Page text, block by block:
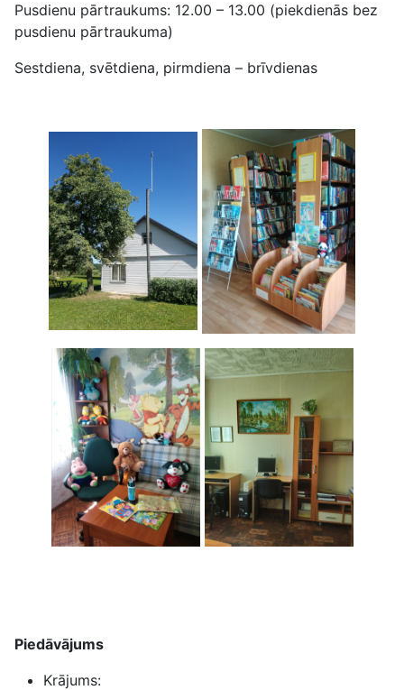
Pusdienu pārtraukums: 12.00 – 13.00 (piekdienās bez
pusdienu pārtraukuma)
Sestdiena, svētdiena, pirmdiena – brīvdienas
Piedāvājums
Krājums: